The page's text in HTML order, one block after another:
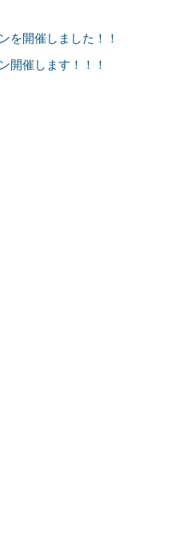
を開催しました！！
開催します！！！